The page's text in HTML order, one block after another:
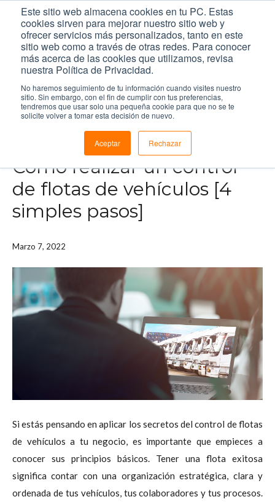
Este sitio web almacena cookies en tu PC. Estas
cookies sirven para mejorar nuestro sitio web y
ofrecer servicios más personalizados, tanto en este
sitio web como a través de otras redes. Para conocer
más acerca de las cookies que utilizamos, revisa
nuestra Política de Privacidad.
No haremos seguimiento de tu información cuando visites nuestro
sitio. Sin embargo, con el fin de cumplir con tus preferencias,
tendremos que usar solo una pequeña cookie para que no se te
solicite volver a tomar esta decisión de nuevo.
Aceptar Rechazar
Inicio / Recursos / Blog /
pasos]
Cómo realizar un control
de flotas de vehículos [4
simples pasos]
Marzo 7, 2022
Si estás pensando en aplicar los secretos del control de flotas
de vehículos a tu negocio, es importante que empieces a
conocer sus principios básicos. Tener una flota exitosa
significa contar con una organización estratégica, clara y
ordenada de tus vehículos, tus colaboradores y tus procesos.